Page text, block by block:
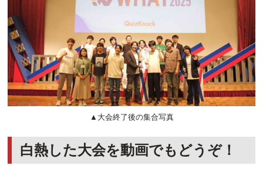
▲大会終了後の集合写真
白熱した大会を動画でもどうぞ！